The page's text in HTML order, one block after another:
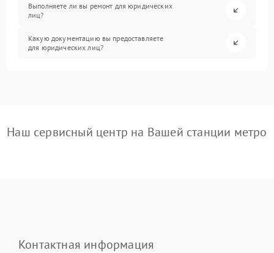
Выполняете ли вы ремонт для юридических
лиц?
Какую документацию вы предоставляете
для юридических лиц?
Наш сервисный центр на Вашей станции метро
Контактная информация